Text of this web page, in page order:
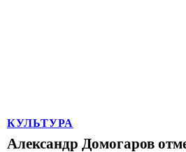
КУЛЬТУРА
Александр Домогаров